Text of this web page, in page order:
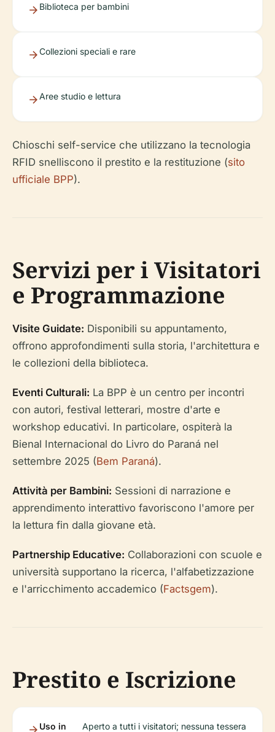
Biblioteca per bambini
Collezioni speciali e rare
Aree studio e lettura
Chioschi self-service che utilizzano la tecnologia
RFID snelliscono il prestito e la restituzione (sito
ufficiale BPP).
Servizi per i Visitatori
e Programmazione
Visite Guidate: Disponibili su appuntamento,
offrono approfondimenti sulla storia, l'architettura e
le collezioni della biblioteca.
Eventi Culturali: La BPP è un centro per incontri
con autori, festival letterari, mostre d'arte e
workshop educativi. In particolare, ospiterà la
Bienal Internacional do Livro do Paraná nel
settembre 2025 (Bem Paraná).
Attività per Bambini: Sessioni di narrazione e
apprendimento interattivo favoriscono l'amore per
la lettura fin dalla giovane età.
Partnership Educative: Collaborazioni con scuole e
università supportano la ricerca, l'alfabetizzazione
e l'arricchimento accademico (Factsgem).
Prestito e Iscrizione
Uso in
Aperto a tutti i visitatori; nessuna tessera